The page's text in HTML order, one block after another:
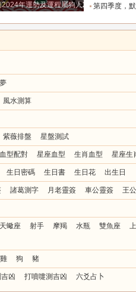
2024年運勢及運程屬狗人2024運勢好嗎
第四季度，默默抓住風口、收入節節走
風水測算
紫薇排盤 星盤測試
血型配對 星座血型 生肖血型 星座生
生日密碼 生日書 生日花 出生日
諸葛測字 月老靈簽 車公靈簽 王
天蠍座 射手 摩羯 水瓶 雙魚座
雞 狗 豬
凶 打噴嚏測吉凶 六爻占卜